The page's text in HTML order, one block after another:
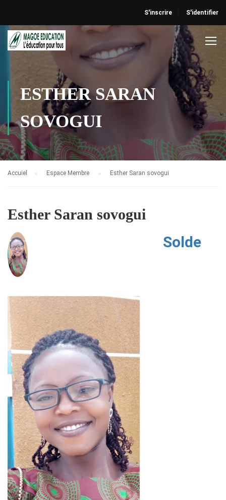
S'inscrire S'identifier
ESTHER SARAN
SOVOGUI
Accuiel Espace Membre Esther Saran sovogui
Esther Saran sovogui
Solde